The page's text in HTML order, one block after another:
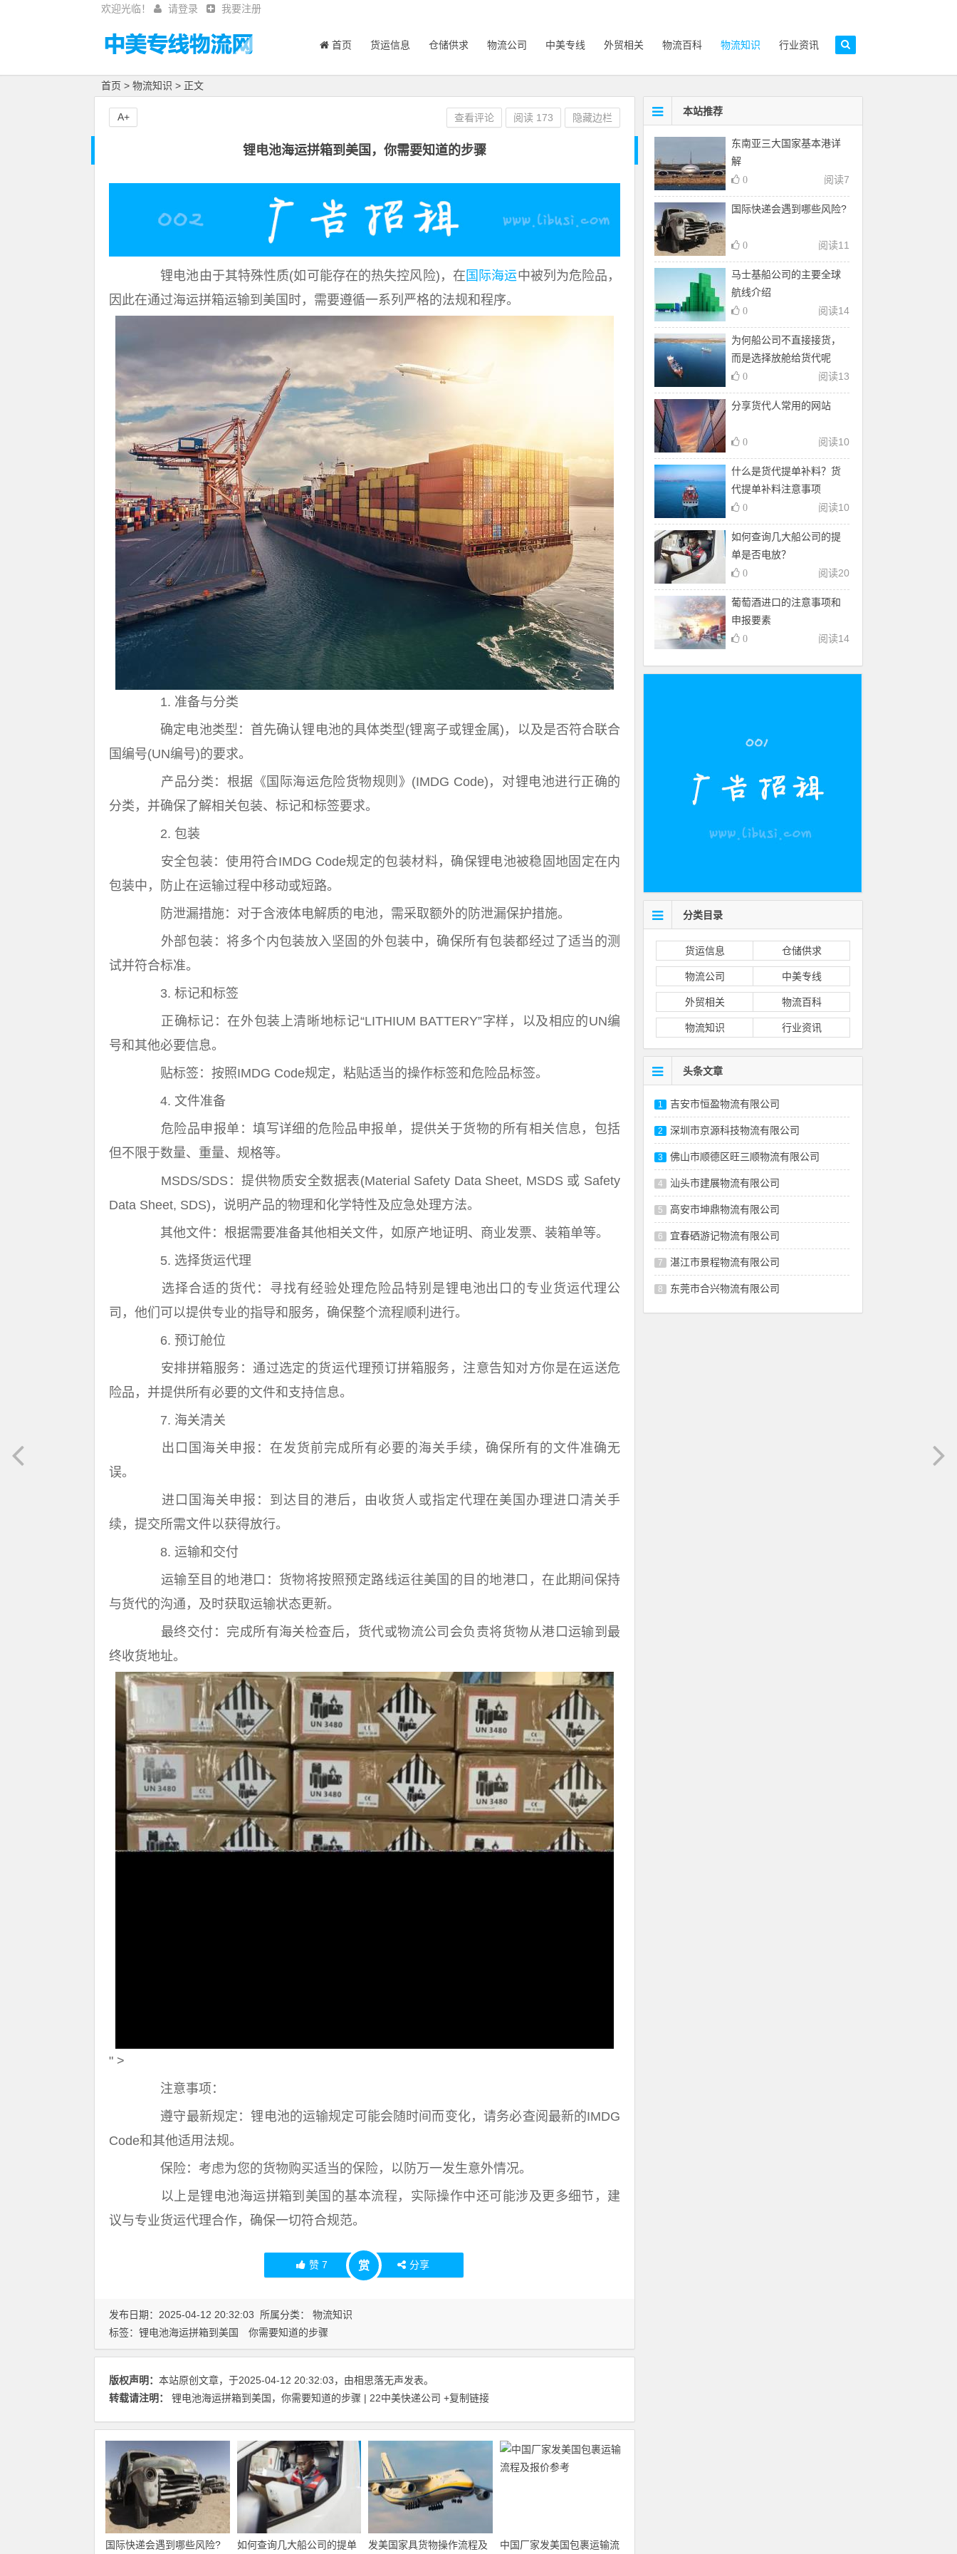
欢迎光临！ 请登录 我要注册
首页 货运信息 仓储供求 物流公司 中美专线 外贸相关 物流百科 物流知识 行业资讯
首页 > 物流知识 > 正文
锂电池海运拼箱到美国，你需要知道的步骤
锂电池由于其特殊性质(如可能存在的热失控风险)，在 国际海运中被列为危险品，
因此在通过海运拼箱运输到美国时，需要遵循一系列严格的法规和程序。
1. 准备与分类
确定电池类型：首先确认锂电池的具体类型(锂离子或锂金属)，以及是否符合联合
国编号(UN编号)的要求。
产品分类：根据《国际海运危险货物规则》(IMDG Code)，对锂电池进行正确的
分类，并确保了解相关包装、标记和标签要求。
2. 包装
安全包装：使用符合IMDG Code规定的包装材料，确保锂电池被稳固地固定在内
包装中，防止在运输过程中移动或短路。
防泄漏措施：对于含液体电解质的电池，需采取额外的防泄漏保护措施。
外部包装：将多个内包装放入坚固的外包装中，确保所有包装都经过了适当的测
试并符合标准。
3. 标记和标签
正确标记：在外包装上清晰地标记“LITHIUM BATTERY”字样，以及相应的UN编
号和其他必要信息。
贴标签：按照IMDG Code规定，粘贴适当的操作标签和危险品标签。
4. 文件准备
危险品申报单：填写详细的危险品申报单，提供关于货物的所有相关信息，包括
但不限于数量、重量、规格等。
MSDS/SDS：提供物质安全数据表(Material Safety Data Sheet, MSDS 或 Safety
Data Sheet, SDS)，说明产品的物理和化学特性及应急处理方法。
其他文件：根据需要准备其他相关文件，如原产地证明、商业发票、装箱单等。
5. 选择货运代理
选择合适的货代：寻找有经验处理危险品特别是锂电池出口的专业货运代理公
司，他们可以提供专业的指导和服务，确保整个流程顺利进行。
6. 预订舱位
安排拼箱服务：通过选定的货运代理预订拼箱服务，注意告知对方你是在运送危
险品，并提供所有必要的文件和支持信息。
7. 海关清关
出口国海关申报：在发货前完成所有必要的海关手续，确保所有的文件准确无
误。
进口国海关申报：到达目的港后，由收货人或指定代理在美国办理进口清关手
续，提交所需文件以获得放行。
8. 运输和交付
运输至目的地港口：货物将按照预定路线运往美国的目的地港口，在此期间保持
与货代的沟通，及时获取运输状态更新。
最终交付：完成所有海关检查后，货代或物流公司会负责将货物从港口运输到最
终收货地址。
" >
注意事项：
遵守最新规定：锂电池的运输规定可能会随时间而变化，请务必查阅最新的IMDG
Code和其他适用法规。
保险：考虑为您的货物购买适当的保险，以防万一发生意外情况。
以上是锂电池海运拼箱到美国的基本流程，实际操作中还可能涉及更多细节，建
议与专业货运代理合作，确保一切符合规范。
赞7 赏 分享
查看评论 阅读 173 隐藏边栏
A+
发布日期：2025-04-12 20:32:03 所属分类： 物流知识
标签： 锂电池海运拼箱到美国 你需要知道的步骤
版权声明： 本站原创文章，于2025-04-12 20:32:03，由相思落无声发表。
转载请注明：
锂电池海运拼箱到美国，你需要知道的步骤 | 22中美快递公司 +复制链接
国际快递会遇到哪些风险? 如何查询几大船公司的提单 发美国家具货物操作流程及 中国厂家发美国包裹运输流
本站推荐
东南亚三大国家基本港详
解
阅读7
0
国际快递会遇到哪些风险?
阅读11
0
马士基船公司的主要全球
航线介绍
阅读14
0
为何船公司不直接接货，
而是选择放舱给货代呢
阅读13
0
​分享货代人常用的网站
阅读10
0
什么是货代提单补料？货
代提单补料注意事项
阅读10
0
如何查询几大船公司的提
单是否电放？
阅读20
0
葡萄酒进口的注意事项和
申报要素
阅读14
0
分类目录
货运信息 仓储供求
物流公司 中美专线
外贸相关 物流百科
物流知识 行业资讯
头条文章
1 吉安市恒盈物流有限公司
2 深圳市京源科技物流有限公司
3 佛山市顺德区旺三顺物流有限公司
4 汕头市建展物流有限公司
5 高安市坤鼎物流有限公司
6 宜春硒游记物流有限公司
7 湛江市景程物流有限公司
8 东莞市合兴物流有限公司